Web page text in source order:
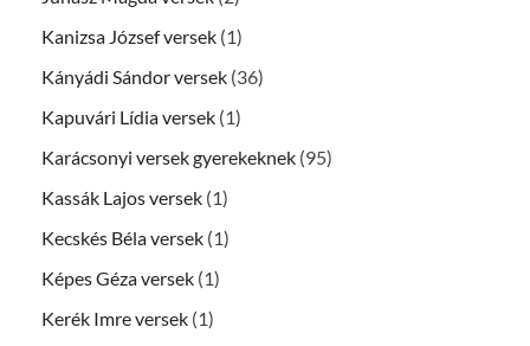
Kanizsa József versek (1)
Kányádi Sándor versek (36)
Kapuvári Lídia versek (1)
Karácsonyi versek gyerekeknek (95)
Kassák Lajos versek (1)
Kecskés Béla versek (1)
Képes Géza versek (1)
Kerék Imre versek (1)